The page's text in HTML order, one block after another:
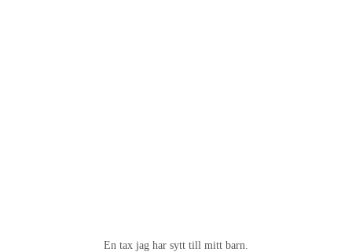
En tax jag har sytt till mitt barn.